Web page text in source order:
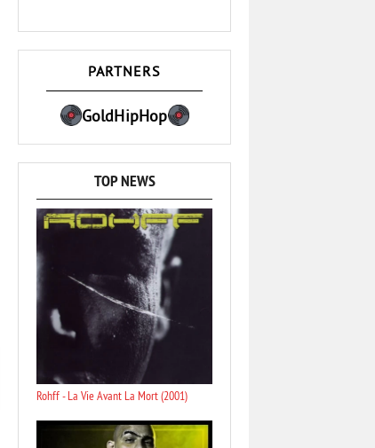
PARTNERS
GoldHipHop
TOP NEWS
Rohff - La Vie Avant La Mort (2001)